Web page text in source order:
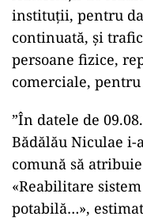
instituţii, pentru
continuată, şi
persoane fizice,
comerciale,
”În datele de
Bădălău Niculae
comună să
«Reabilitare
potabilă…»,